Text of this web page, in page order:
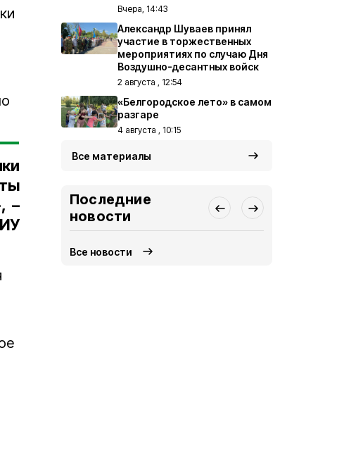
–
Вчера, 14:43
Александр Шуваев принял
участие в торжественных
мероприятиях по случаю Дня
Воздушно-десантных войск
2 августа , 12:54
«Белгородское лето» в самом
разгаре
4 августа , 10:15
Все материалы
Последние
новости
Все новости